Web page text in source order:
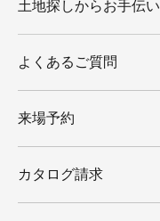
土地探しからお手伝い
よくあるご質問
来場予約
カタログ請求